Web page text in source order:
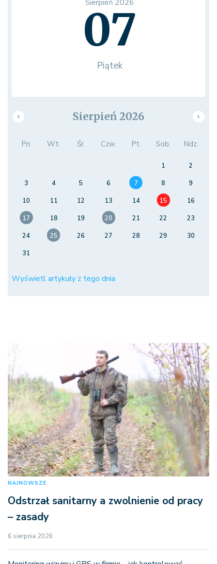
Sierpień 2026
07
Piątek
Sierpień 2026
Pn. Wt. Śr. Czw. Pt. Sob. Ndz.
1
2
3
4 5 6 7 8
9
10
11 12 13 14 15
16
17
18 19 20 21 22
23
24
25 26 27 28 29
30
31
Wyświetl artykuły z tego dnia
NAJNOWSZE
Odstrzał sanitarny a zwolnienie od pracy
– zasady
6 sierpnia 2026